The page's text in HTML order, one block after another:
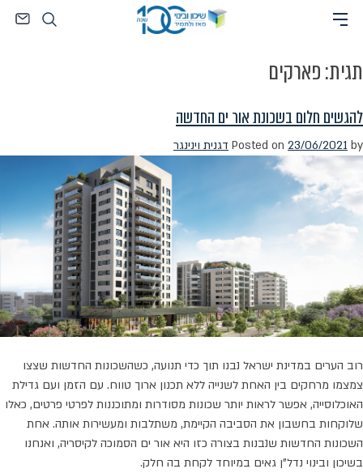
חיפוש
תגית:פארקים
להגשים חלום בשכונת אור ים החדשה
Posted on 23/06/2021 by דגנית וינינגר
רוב הערים במדינת ישראל נבנו תוך כדי תנועה, כשהשכונות החדשות שצצו
צמצמו מרחקים בין האחת לשנייה ללא תכנון ארוך טווח. עם הזמן ועם גדילת
האוכלוסייה, אפשר לראות יותר שכונות מסודרות ומתוכננות לפרטי פרטים, כאלו
שלוקחות בחשבון את הסביבה הקיימת, משתלבות ומעשירות אותה. אחת
השכונות החדשות שנבנות בצורה כזו היא אור ים הסמוכה לקיסריה, ואנחנו
בשיכון ובינוי נדל"ן גאים במיוחד לקחת בה חלק.